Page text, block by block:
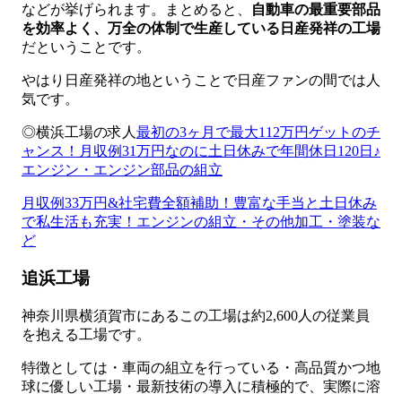
などが挙げられます。まとめると、
自動車の最重要部品
を効率よく、万全の体制で生産している日産発祥の工場
だということです。
やはり日産発祥の地ということで日産ファンの間では人
気です。
◎横浜工場の求人 最初の3ヶ月で最大112万円ゲットのチ
ャンス！月収例31万円なのに土日休みで年間休日120日♪
エンジン・エンジン部品の組立
月収例33万円&社宅費全額補助！豊富な手当と土日休み
で私生活も充実！エンジンの組立・その他加工・塗装な
ど
追浜工場
神奈川県横須賀市にあるこの工場は約2,600人の従業員
を抱える工場です。
特徴としては・車両の組立を行っている・高品質かつ地
球に優しい工場・最新技術の導入に積極的で、実際に溶